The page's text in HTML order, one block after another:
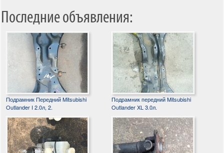
Последние объявления:
Подрамник Передний Mitsubishi
Outlander I 2.0л, 2.
Подрамник передний Mitsubishi
Outlander XL 3.0л.